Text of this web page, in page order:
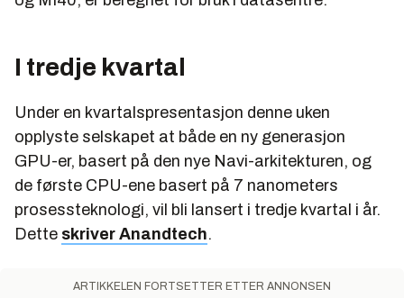
I tredje kvartal
Under en kvartalspresentasjon denne uken
opplyste selskapet at både en ny generasjon
GPU-er, basert på den nye Navi-arkitekturen, og
de første CPU-ene basert på 7 nanometers
prosessteknologi, vil bli lansert i tredje kvartal i år.
Dette skriver Anandtech.
ARTIKKELEN FORTSETTER ETTER ANNONSEN